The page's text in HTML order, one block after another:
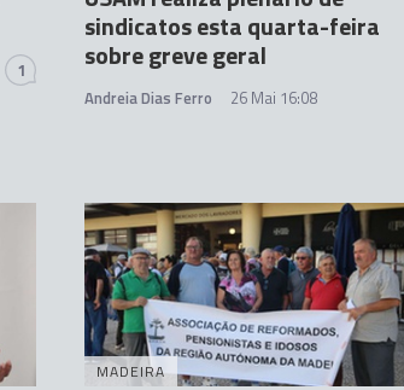
1
sindicatos esta quarta-feira
sobre greve geral
Andreia Dias Ferro 26 Mai 16:08
MADEIRA